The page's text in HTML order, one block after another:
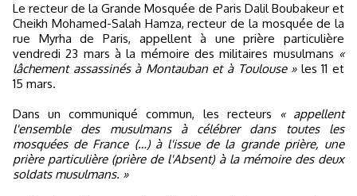
Le recteur de la Grande Mosquée de Paris Dalil Boubakeur et
Cheikh Mohamed-Salah Hamza, recteur de la mosquée de la
rue Myrha de Paris, appellent à une prière particulière
vendredi 23 mars à la mémoire des militaires musulmans «
lâchement assassinés à Montauban et à Toulouse »les 11 et
15 mars.
Dans un communiqué commun, les recteurs
« appellent
l'ensemble des musulmans à célébrer dans toutes les
mosquées de France (…) à l'issue de la grande prière, une
prière particulière (prière de l'Absent) à la mémoire des deux
soldats musulmans. »